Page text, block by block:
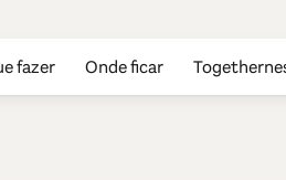
fazer Onde ficar